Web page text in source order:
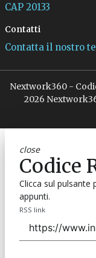
CAP 20133
Contatti
Contatta il nostro
Nextwork360 -
2026
close
Codice
Clicca sul pulsante
appunti.
RSS link